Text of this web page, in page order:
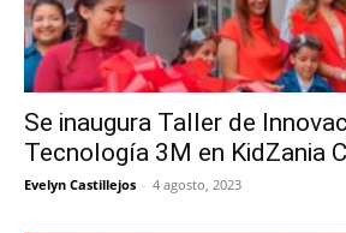
Se inaugura Taller de
Tecnología 3M en KidZania
Evelyn Castillejos - 4 agosto, 2023